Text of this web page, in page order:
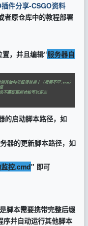
件分享-CSGO资料
者原仓库中的教程部署
，并且编辑“服务器自
的启动脚本路径，如
器的更新脚本路径，如
控.cmd" 即可
脚本需要携带完整后缀
并自动运行其他脚本